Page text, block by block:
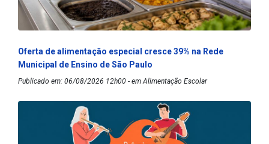
Oferta de alimentação especial cresce 39% na Rede
Municipal de Ensino de São Paulo
Publicado em: 06/08/2026 12h00 - em Alimentação Escolar